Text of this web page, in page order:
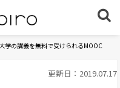
学の講義を無料で受けられるMOOC
更新日：2019.07.17